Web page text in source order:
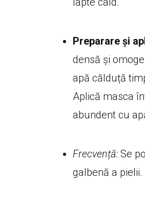
Preparare și
densă și
apă călduță
Aplică masca
abundent cu
Frecvență: Se
galbenă a pielii.